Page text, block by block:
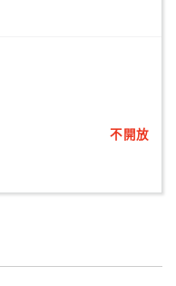
不開放